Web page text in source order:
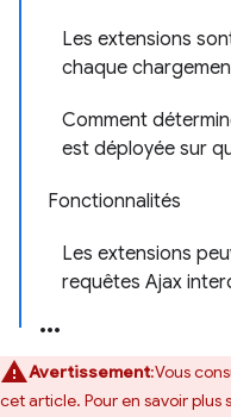
Les extensions
chaque
Comment
est déployée sur
Fonctionnalités
Les extensions
requêtes Ajax
Avertissement:Vous
cet article. Pour en savoir plus